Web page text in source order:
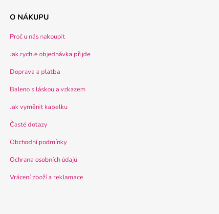
O NÁKUPU
Proč u nás nakoupit
Jak rychle objednávka přijde
Doprava a platba
Baleno s láskou a vzkazem
Jak vyměnit kabelku
Časté dotazy
Obchodní podmínky
Ochrana osobních údajů
Vrácení zboží a reklamace